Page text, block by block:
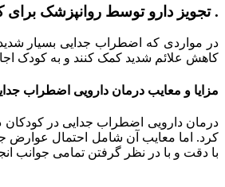
. تجویز دارو توسط روانپزشک
در مواردی که اضطراب جدایی بسیار
کاهش علائم شدید کمک کنند و به کودک
مزایا و معایب درمان دارویی اضطراب
درمان دارویی اضطراب جدایی در
کرد. اما معایب آن شامل احتمال عوارض
با دقت و با در نظر گرفتن تمامی جوانب